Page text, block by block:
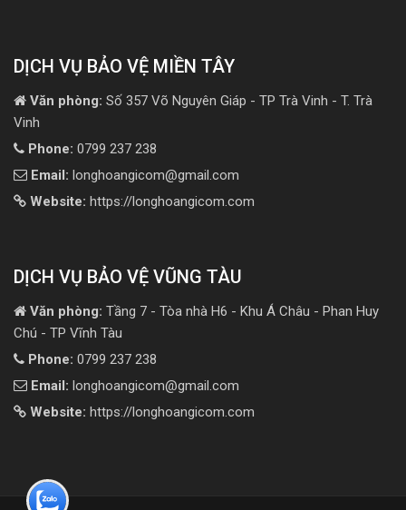
DỊCH VỤ BẢO VỆ MIỀN TÂY
Văn phòng: Số 357 Võ Nguyên Giáp - TP Trà Vinh - T. Trà
Vinh
Phone: 0799 237 238
Email: longhoangicom@gmail.com
Website: https://longhoangicom.com
DỊCH VỤ BẢO VỆ VŨNG TÀU
Văn phòng: Tầng 7 - Tòa nhà H6 - Khu Á Châu - Phan Huy
Chú - TP Vĩnh Tàu
Phone: 0799 237 238
Email: longhoangicom@gmail.com
Website: https://longhoangicom.com